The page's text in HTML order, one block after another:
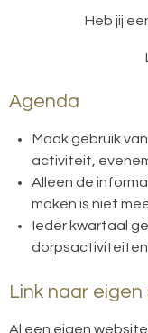
Heb jij
Agenda
Maak gebruik
activiteit,
Alleen de
maken is niet
Ieder kwartaal
dorpsactiviteiten
Link naar eigen
Al een eigen